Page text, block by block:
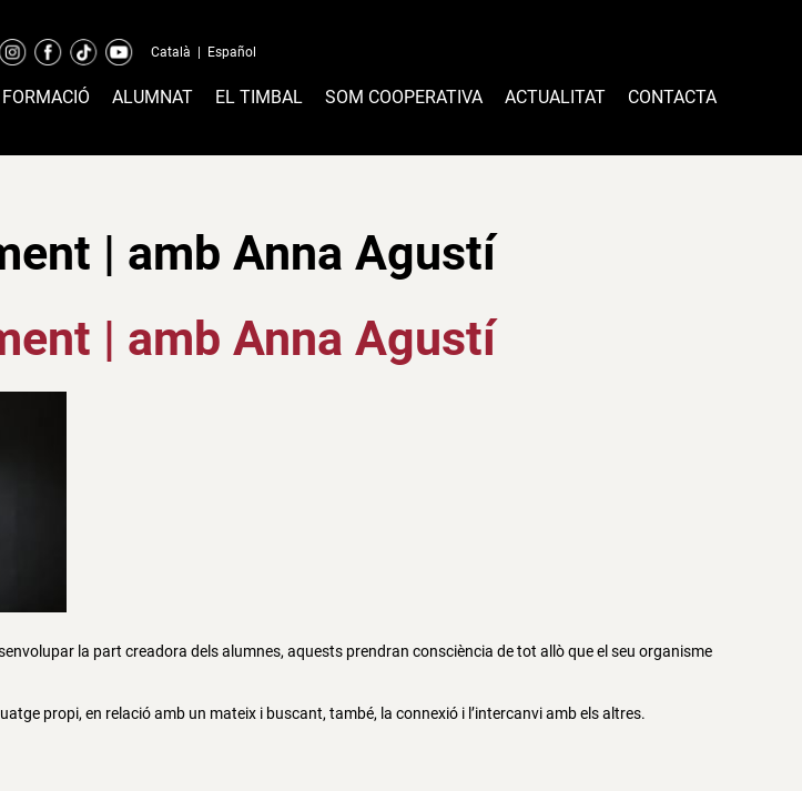
Català Español
FORMACIÓ ALUMNAT EL TIMBAL SOM COOPERATIVA ACTUALITAT CONTACTA
| amb Anna Agustí
| amb Anna Agustí
la part creadora dels alumnes, aquests prendran consciència de tot allò que el seu organisme
propi, en relació amb un mateix i buscant, també, la connexió i l’intercanvi amb els altres.